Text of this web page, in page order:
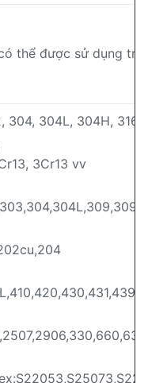
thể được sử dụng
304, 304L, 304H,
3Cr13 vv